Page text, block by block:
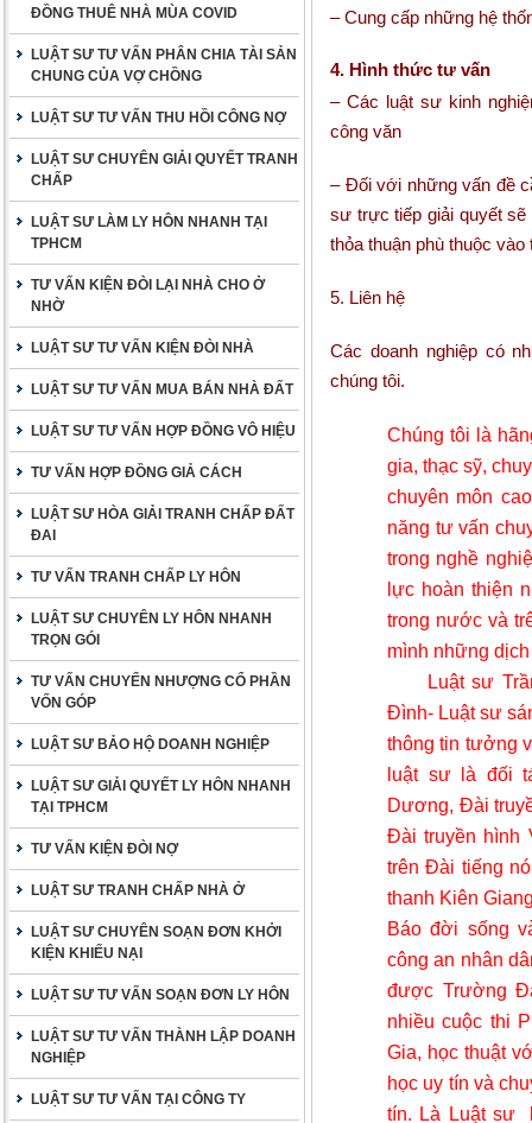
ĐỒNG THUÊ NHÀ MÙA COVID
LUẬT SƯ TƯ VẤN PHÂN CHIA TÀI SẢN
CHUNG CỦA VỢ CHỒNG
LUẬT SƯ TƯ VẤN THU HỒI CÔNG NỢ
LUẬT SƯ CHUYÊN GIẢI QUYẾT TRANH
CHẤP
LUẬT SƯ LÀM LY HÔN NHANH TẠI
TPHCM
TƯ VẤN KIỆN ĐÒI LẠI NHÀ CHO Ở
NHỜ
LUẬT SƯ TƯ VẤN KIỆN ĐÒI NHÀ
LUẬT SƯ TƯ VẤN MUA BÁN NHÀ ĐẤT
LUẬT SƯ TƯ VẤN HỢP ĐỒNG VÔ HIỆU
TƯ VẤN HỢP ĐỒNG GIẢ CÁCH
LUẬT SƯ HÒA GIẢI TRANH CHẤP ĐẤT
ĐAI
TƯ VẤN TRANH CHẤP LY HÔN
LUẬT SƯ CHUYÊN LY HÔN NHANH
TRỌN GÓI
TƯ VẤN CHUYỂN NHƯỢNG CỔ PHẦN
VỐN GÓP
LUẬT SƯ BẢO HỘ DOANH NGHIỆP
LUẬT SƯ GIẢI QUYẾT LY HÔN NHANH
TẠI TPHCM
TƯ VẤN KIỆN ĐÒI NỢ
LUẬT SƯ TRANH CHẤP NHÀ Ở
LUẬT SƯ CHUYÊN SOẠN ĐƠN KHỞI
KIỆN KHIẾU NẠI
LUẬT SƯ TƯ VẤN SOẠN ĐƠN LY HÔN
LUẬT SƯ TƯ VẤN THÀNH LẬP DOANH
NGHIỆP
LUẬT SƯ TƯ VẤN TẠI CÔNG TY
– Cung cấp những hệ
4. Hình thức tư vấn
– Các luật sư kinh
công văn
– Đối với những vấn đề
sư trực tiếp giải quyết
thỏa thuận phù thuộc
5. Liên hệ
Các doanh nghiệp có
chúng tôi.
Chúng tôi là
gia, thạc sỹ,
chuyên môn
năng tư vấn
trong nghề
lực hoàn thiện
trong nước và
mình những
Luật sư
Đình- Luật sư
thông tin tưởng
luật sư là đối
Dương, Đài
Đài truyền hình
trên Đài tiếng
thanh Kiên
Báo đời sống
công an nhân
được Trường
nhiều cuộc thi
Gia, học thuật
học uy tín và
tín. Là Luật sư